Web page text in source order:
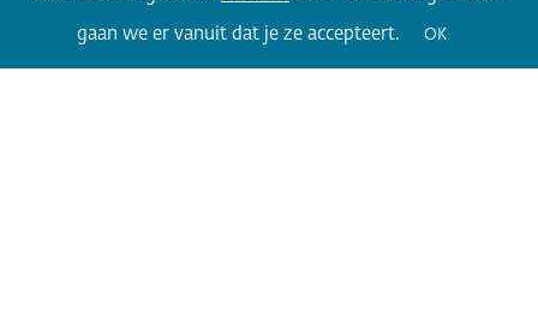
gaan we er vanuit dat je ze accepteert. OK